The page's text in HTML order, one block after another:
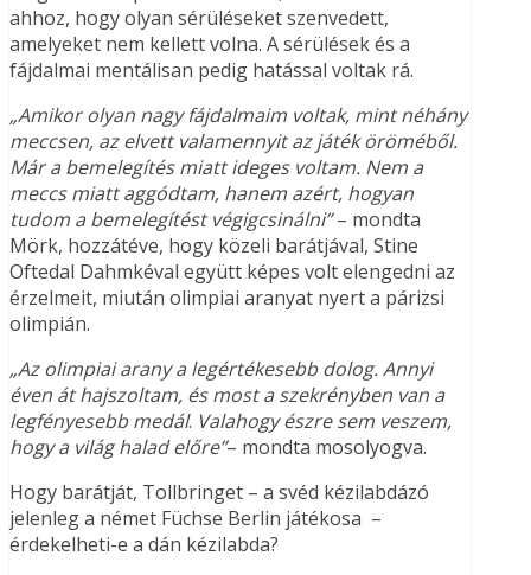
ahhoz, hogy olyan sérüléseket szenvedett,
amelyeket nem kellett volna. A sérülések és a
fájdalmai mentálisan pedig hatással voltak rá.
„Amikor olyan nagy fájdalmaim voltak, mint néhány
meccsen, az elvett valamennyit az játék öröméből.
Már a bemelegítés miatt ideges voltam. Nem a
meccs miatt aggódtam, hanem azért, hogyan
tudom a bemelegítést végigcsinálni”– mondta
Mörk, hozzátéve, hogy közeli barátjával, Stine
Oftedal Dahmkéval együtt képes volt elengedni az
érzelmeit, miután olimpiai aranyat nyert a párizsi
olimpián.
„Az olimpiai arany a legértékesebb dolog. Annyi
éven át hajszoltam, és most a szekrényben van a
legfényesebb medál. Valahogy észre sem veszem,
hogy a világ halad előre”– mondta mosolyogva.
Hogy barátját, Tollbringet – a svéd kézilabdázó
jelenleg a német Füchse Berlin játékosa –
érdekelheti-e a dán kézilabda?